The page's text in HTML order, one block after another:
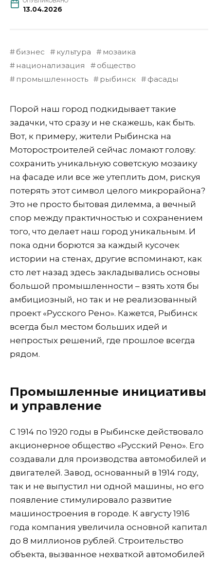
13.04.2026
бизнес культура
мозаика
национализация
общество
промышленность
рыбинск фасады
Порой наш город подкидывает такие
задачки, что сразу и не скажешь, как быть.
Вот, к примеру, жители Рыбинска на
Моторостроителей сейчас ломают голову:
сохранить уникальную советскую мозаику
на фасаде или все же утеплить дом, рискуя
потерять этот символ целого микрорайона?
Это не просто бытовая дилемма, а вечный
спор между практичностью и сохранением
того, что делает наш город уникальным. И
пока одни борются за каждый кусочек
истории на стенах, другие вспоминают, как
сто лет назад здесь закладывались основы
большой промышленности – взять хотя бы
амбициозный, но так и не реализованный
проект «Русского Рено». Кажется, Рыбинск
всегда был местом больших идей и
непростых решений, где прошлое всегда
рядом.
Промышленные инициативы
и управление
С 1914 по 1920 годы в Рыбинске действовало
акционерное общество «Русский Рено». Его
создавали для производства автомобилей и
двигателей. Завод, основанный в 1914 году,
так и не выпустил ни одной машины, но его
появление стимулировало развитие
машиностроения в городе. К августу 1916
года компания увеличила основной капитал
до 8 миллионов рублей. Строительство
объекта, вызванное нехваткой автомобилей